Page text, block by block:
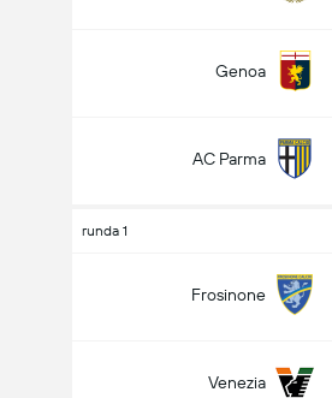
Genoa
AC Parma
runda 1
Frosinone
Venezia